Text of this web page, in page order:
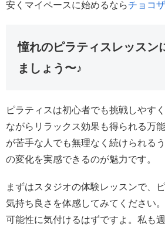
安くマイペースに始めるならチョコ
憧れのピラティスレッスン
ましょう〜♪
ピラティスは初心者でも挑戦しやす
ながらリラックス効果も得られる万
が苦手な人でも無理なく続けられる
の変化を実感できるのが魅力です。
まずはスタジオの体験レッスンで、
気持ち良さを体感してみてください
可能性に気付けるはずですよ。私も